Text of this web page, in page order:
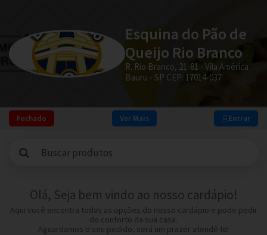
Esquina do Pão de
Queijo Rio Branco
R. Rio Branco, 21-81 - Vila América
Bauru - SP CEP: 17014-037
Entrar
Fechado Ver Mais
Olá, Seja bem vindo ao nosso cardápio!
Aqui você encontra todas as opções do nosso cardápio e pode pedir
do conforto da sua casa.
Aguardamos o seu pedido, será um prazer atendê-lo!